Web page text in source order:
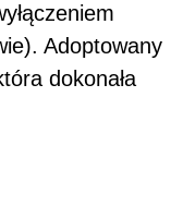
Adoptowany
dokonała